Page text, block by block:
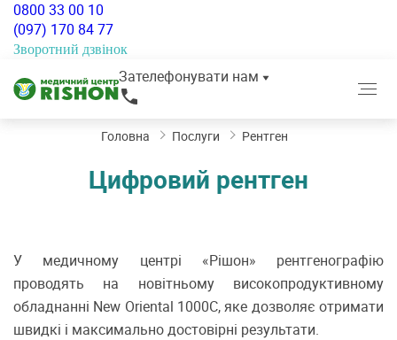
0800 33 00 10
(097) 170 84 77
Зворотний дзвінок
Зателефонувати нам
Головна Послуги Рентген
Цифровий рентген
У медичному центрі «Рішон» рентгенографію
проводять на новітньому високопродуктивному
обладнанні New Oriental 1000С, яке дозволяє отримати
швидкі і максимально достовірні результати.